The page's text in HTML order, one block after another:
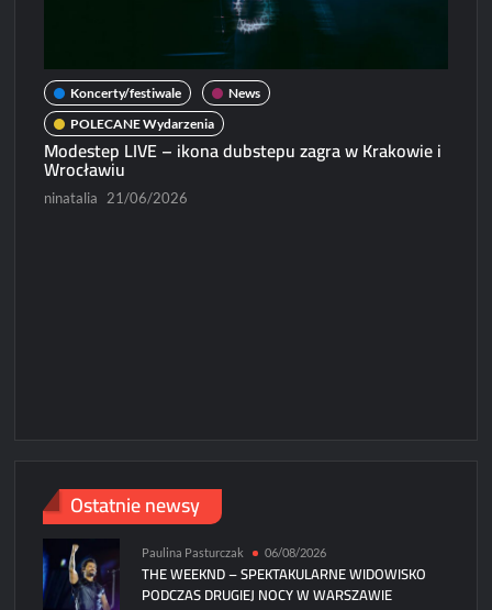
Koncerty/festiwale
News
POLECANE Wydarzenia
Modestep LIVE – ikona dubstepu zagra w Krakowie i
Wrocławiu
ninatalia 21/06/2026
Ostatnie newsy
Paulina Pasturczak 06/08/2026
THE WEEKND – SPEKTAKULARNE WIDOWISKO
PODCZAS DRUGIEJ NOCY W WARSZAWIE